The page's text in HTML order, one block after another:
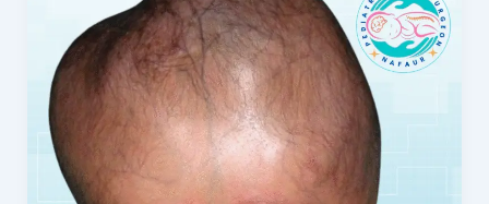
হাইড্রোকেফালাস
চিকিৎসায়
ডাঃ
নেফাউর
রহমান